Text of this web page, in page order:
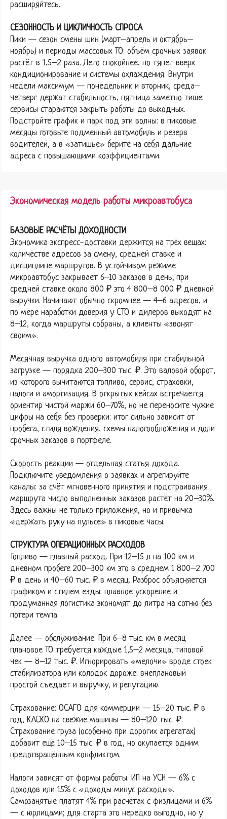
расширяйтесь.
СЕЗОННОСТЬ И ЦИКЛИЧНОСТЬ СПРОСА
Пики — сезон смены шин (март–апрель и октябрь–
ноябрь) и периоды массовых ТО: объём срочных заявок
растёт в 1,5–2 раза. Лето спокойнее, но тянет вверх
кондиционирование и системы охлаждения. Внутри
недели максимум — понедельник и вторник, среда–
четверг держат стабильность, пятница заметно тише:
сервисы стараются закрыть работы до выходных.
Подстройте график и парк под эти волны: в пиковые
месяцы готовьте подменный автомобиль и резерв
водителей, а в «затишье» берите на себя дальние
адреса с повышающими коэффициентами.
Экономическая модель работы микроавтобуса
БАЗОВЫЕ РАСЧЁТЫ ДОХОДНОСТИ
Экономика экспресс-доставки держится на трёх вещах:
количестве адресов за смену, средней ставке и
дисциплине маршрутов. В устойчивом режиме
микроавтобус закрывает 6–10 заказов в день; при
средней ставке около 800 ₽ это 4 800–8 000 ₽ дневной
выручки. Начинают обычно скромнее — 4–6 адресов, и
по мере наработки доверия у СТО и дилеров выходят на
8–12, когда маршруты собраны, а клиенты «звонят
своим».
Месячная выручка одного автомобиля при стабильной
загрузке — порядка 200–300 тыс. ₽. Это валовой оборот,
из которого вычитаются топливо, сервис, страховки,
налоги и амортизация. В открытых кейсах встречается
ориентир чистой маржи 60–70%, но не переносите чужие
цифры на себя без проверки: итог сильно зависит от
пробега, стиля вождения, схемы налогообложения и доли
срочных заказов в портфеле.
Скорость реакции — отдельная статья дохода.
Подключите уведомления о заявках и агрегируйте
каналы: за счёт мгновенного принятия и подстраивания
маршрута число выполненных заказов растёт на 20–30%.
Здесь важны не только приложения, но и привычка
«держать руку на пульсе» в пиковые часы.
СТРУКТУРА ОПЕРАЦИОННЫХ РАСХОДОВ
Топливо — главный расход. При 12–15 л на 100 км и
дневном пробеге 200–300 км это в среднем 1 800–2 700
₽ в день и 40–60 тыс. ₽ в месяц. Разброс объясняется
трафиком и стилем езды: плавное ускорение и
продуманная логистика экономят до литра на сотню без
потери темпа.
Далее — обслуживание. При 6–8 тыс. км в месяц
плановое ТО требуется каждые 1,5–2 месяца; типовой
чек — 8–12 тыс. ₽. Игнорировать «мелочи» вроде стоек
стабилизатора или колодок дороже: внеплановый
простой съедает и выручку, и репутацию.
Страхование: ОСАГО для коммерции — 15–20 тыс. ₽ в
год, КАСКО на свежие машины — 80–120 тыс. ₽.
Страхование груза (особенно при дорогих агрегатах)
добавит ещё 10–15 тыс. ₽ в год, но окупается одним
предотвращённым конфликтом.
Налоги зависят от формы работы. ИП на УСН — 6% с
доходов или 15% с «доходы минус расходы».
Самозанятые платят 4% при расчётах с физлицами и 6%
— с юрлицами; для старта это нередко выгодно, но у